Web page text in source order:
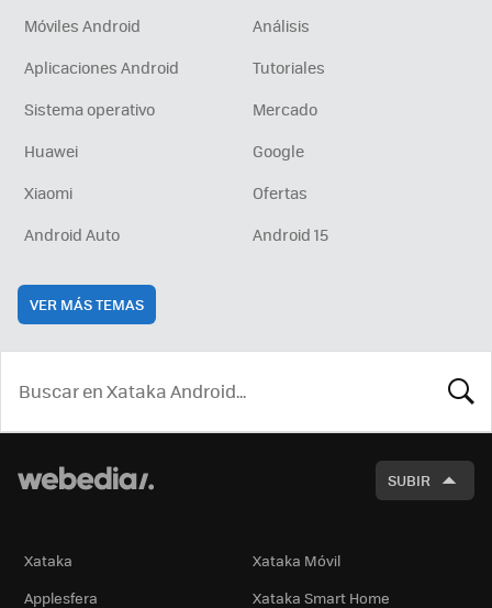
Móviles Android
Análisis
Aplicaciones Android
Tutoriales
Sistema operativo
Mercado
Huawei
Google
Xiaomi
Ofertas
Android Auto
Android 15
VER MÁS TEMAS
SUBIR
Xataka
Xataka Móvil
Applesfera
Xataka Smart Home